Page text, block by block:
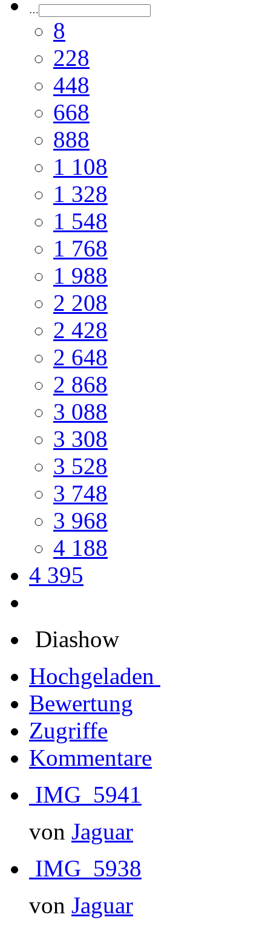
…
8
228
448
668
888
1 108
1 328
1 548
1 768
1 988
2 208
2 428
2 648
2 868
3 088
3 308
3 528
3 748
3 968
4 188
4 395
Diashow
Hochgeladen
Bewertung
Zugriffe
Kommentare
IMG_5941
von Jaguar
IMG_5938
von Jaguar